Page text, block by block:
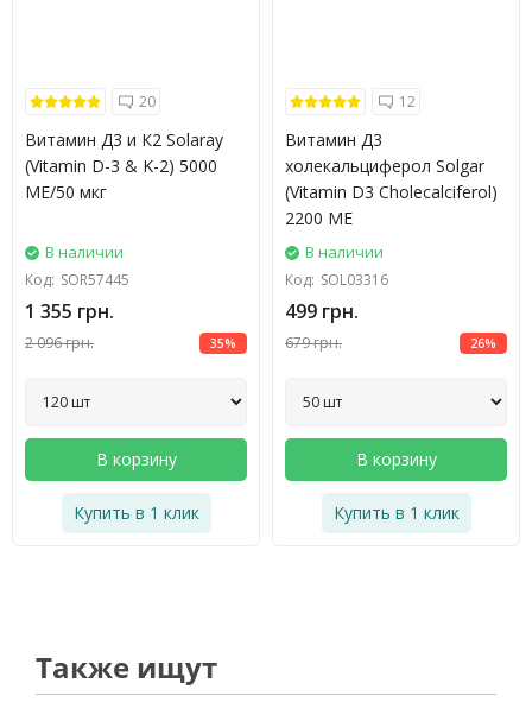
20
Витамин Д3 и К2 Solaray
(Vitamin D-3 & K-2) 5000
МЕ/50 мкг
В наличии
Код: SOR57445
1 355 грн.
2 096 грн. 35%
В корзину
Купить в 1 клик
12
Витамин Д3
холекальциферол Solgar
(Vitamin D3 Cholecalciferol)
2200 МЕ
В наличии
Код: SOL03316
499 грн.
679 грн. 26%
В корзину
Купить в 1 клик
Также ищут